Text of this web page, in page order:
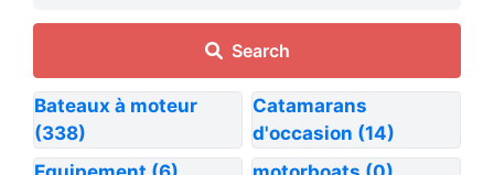
Search
Bateaux à moteur
(338)
Catamarans
d'occasion (14)